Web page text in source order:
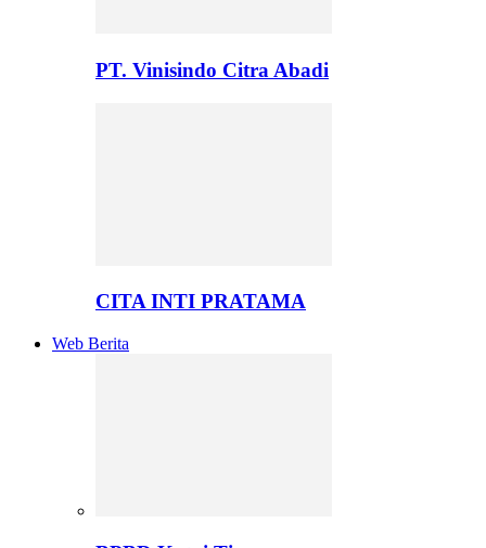
PT. Vinisindo Citra Abadi
CITA INTI PRATAMA
Web Berita